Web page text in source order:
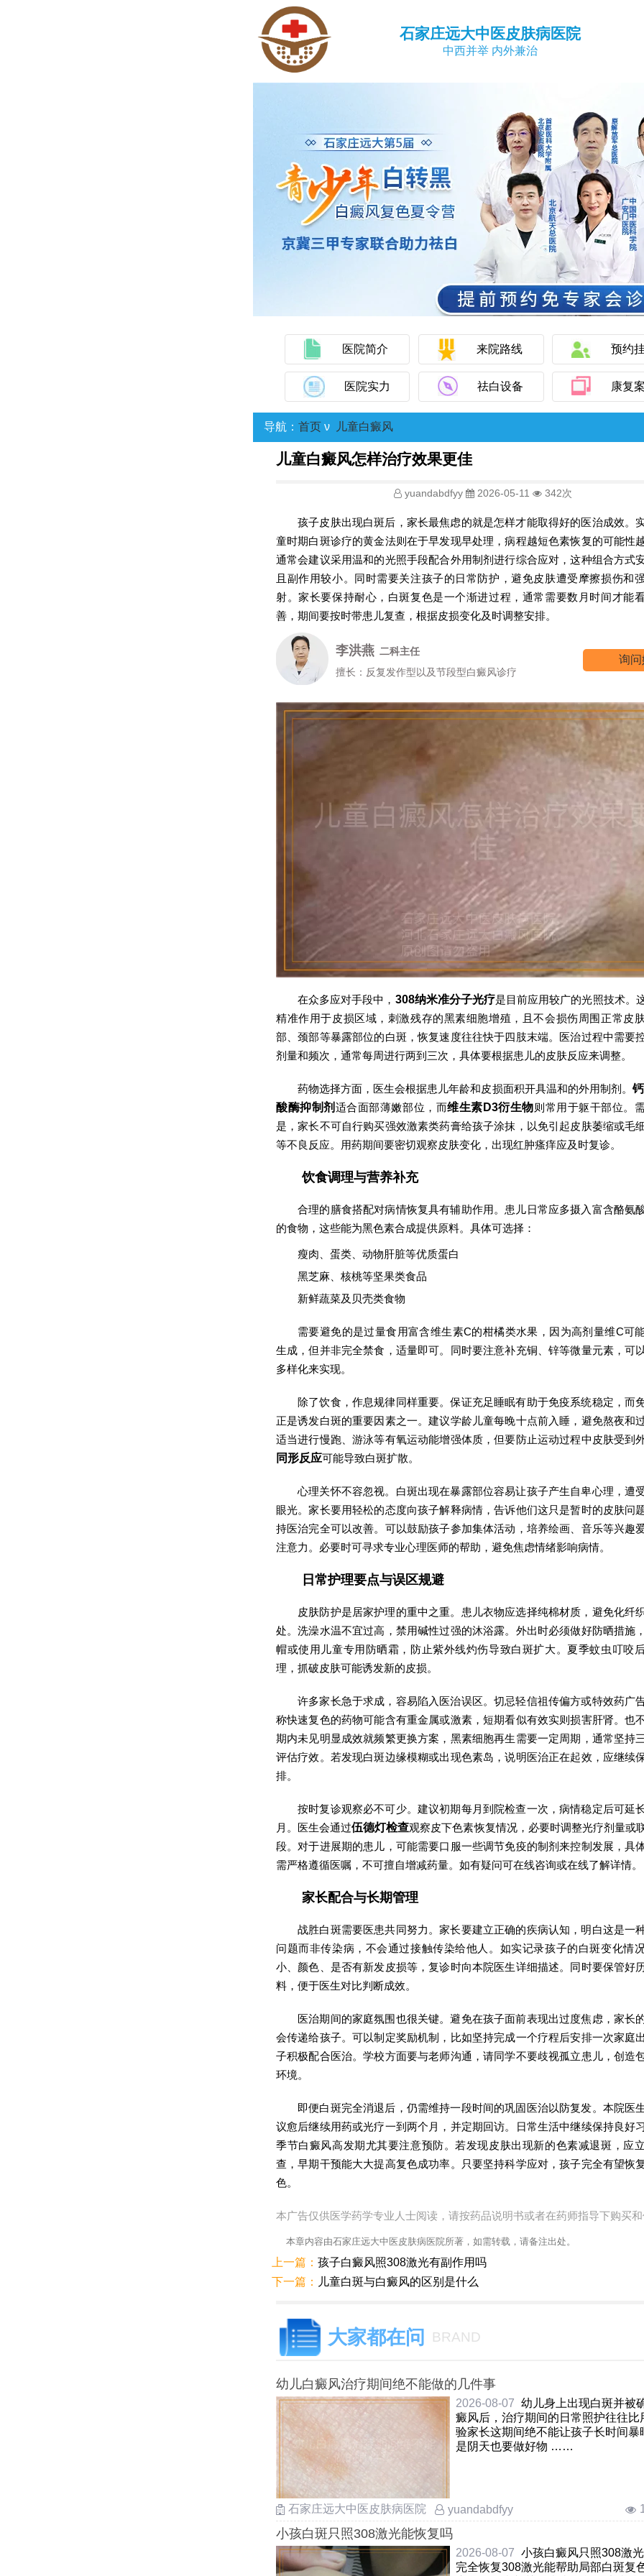
石家庄远大中医皮肤病医院
中西并举 内外兼治
医院简介 来院路线 预约
医院实力 祛白设备 康复
导航： 首页 ν 儿童白癜风
儿童白癜风怎样治疗效果更佳
yuandabdfyy 2026-05-11 342次
孩子皮肤出现白斑后，家长最焦虑的就是怎样才能取得好的医治成效。
童时期白斑诊疗的黄金法则在于早发现早处理，病程越短色素恢复的可能性
通常会建议采用温和的光照手段配合外用制剂进行综合应对，这种组合方式
且副作用较小。同时需要关注孩子的日常防护，避免皮肤遭受摩擦损伤和
射。家长要保持耐心，白斑复色是一个渐进过程，通常需要数月时间才能
善，期间要按时带患儿复查，根据皮损变化及时调整安排。
李洪燕 二科主任
擅长：反复发作型以及节段型白癜风诊疗
询
在众多应对手段中， 308纳米准分子光疗是目前应用较广的光照技术。
精准作用于皮损区域，刺激残存的黑素细胞增殖，且不会损伤周围正常皮
部、颈部等暴露部位的白斑，恢复速度往往快于四肢末端。医治过程中需要
剂量和频次，通常每周进行两到三次，具体要根据患儿的皮肤反应来调整。
药物选择方面，医生会根据患儿年龄和皮损面积开具温和的外用制剂。
酸酶抑制剂 适合面部薄嫩部位，而维生素D3衍生物则常用于躯干部位。
是，家长不可自行购买强效激素类药膏给孩子涂抹，以免引起皮肤萎缩或毛
等不良反应。用药期间要密切观察皮肤变化，出现红肿瘙痒应及时复诊。
饮食调理与营养补充
合理的膳食搭配对病情恢复具有辅助作用。患儿日常应多摄入富含酪氨
的食物，这些能为黑色素合成提供原料。具体可选择：
瘦肉、蛋类、动物肝脏等优质蛋白
黑芝麻、核桃等坚果类食品
新鲜蔬菜及贝壳类食物
需要避免的是过量食用富含维生素C的柑橘类水果，因为高剂量维C可
生成，但并非完全禁食，适量即可。同时要注意补充铜、锌等微量元素，可
多样化来实现。
除了饮食，作息规律同样重要。保证充足睡眠有助于免疫系统稳定，而
正是诱发白斑的重要因素之一。建议学龄儿童每晚十点前入睡，避免熬夜和
适当进行慢跑、游泳等有氧运动能增强体质，但要防止运动过程中皮肤受到
同形反应可能导致白斑扩散。
心理关怀不容忽视。白斑出现在暴露部位容易让孩子产生自卑心理，遭
眼光。家长要用轻松的态度向孩子解释病情，告诉他们这只是暂时的皮肤问
持医治完全可以改善。可以鼓励孩子参加集体活动，培养绘画、音乐等兴趣
注意力。必要时可寻求专业心理医师的帮助，避免焦虑情绪影响病情。
日常护理要点与误区规避
皮肤防护是居家护理的重中之重。患儿衣物应选择纯棉材质，避免化纤
处。洗澡水温不宜过高，禁用碱性过强的沐浴露。外出时必须做好防晒措施
帽或使用儿童专用防晒霜，防止紫外线灼伤导致白斑扩大。夏季蚊虫叮咬
理，抓破皮肤可能诱发新的皮损。
许多家长急于求成，容易陷入医治误区。切忌轻信祖传偏方或特效药广
称快速复色的药物可能含有重金属或激素，短期看似有效实则损害肝肾。也
期内未见明显成效就频繁更换方案，黑素细胞再生需要一定周期，通常坚持
评估疗效。若发现白斑边缘模糊或出现色素岛，说明医治正在起效，应继续
排。
按时复诊观察必不可少。建议初期每月到院检查一次，病情稳定后可延
月。医生会通过伍德灯检查观察皮下色素恢复情况，必要时调整光疗剂量或
段。对于进展期的患儿，可能需要口服一些调节免疫的制剂来控制发展，具
需严格遵循医嘱，不可擅自增减药量。如有疑问可在线咨询或在线了解详情。
家长配合与长期管理
战胜白斑需要医患共同努力。家长要建立正确的疾病认知，明白这是一
问题而非传染病，不会通过接触传染给他人。如实记录孩子的白斑变化情
小、颜色、是否有新发皮损等，复诊时向本院医生详细描述。同时要保管好
料，便于医生对比判断成效。
医治期间的家庭氛围也很关键。避免在孩子面前表现出过度焦虑，家长
会传递给孩子。可以制定奖励机制，比如坚持完成一个疗程后安排一次家庭
子积极配合医治。学校方面要与老师沟通，请同学不要歧视孤立患儿，创造
环境。
即便白斑完全消退后，仍需维持一段时间的巩固医治以防复发。本院医
议愈后继续用药或光疗一到两个月，并定期回访。日常生活中继续保持良好
季节白癜风高发期尤其要注意预防。若发现皮肤出现新的色素减退斑，应
查，早期干预能大大提高复色成功率。只要坚持科学应对，孩子完全有望恢
色。
本广告仅供医学药学专业人士阅读，请按药品说明书或者在药师指导下购买
本章内容由石家庄远大中医皮肤病医院所著，如需转载，请备注出处。
上一篇： 孩子白癜风照308激光有副作用吗
下一篇：
儿童白斑与白癜风的区别是什么
大家都在问 BRAND
幼儿白癜风治疗期间绝不能做的几件事
2026-08-07 幼儿身上出现白斑并被
癜风后，治疗期间的日常照护往往比
验家长这期间绝不能让孩子长时间暴
是阴天也要做好物 ……
石家庄远大中医皮肤病医院 yuandabdfyy
小孩白斑只照308激光能恢复吗
2026-08-07 小孩白癜风只照308激
完全恢复308激光能帮助局部白斑复